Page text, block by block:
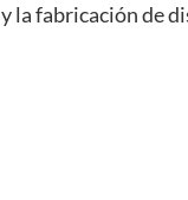
la fabricación de